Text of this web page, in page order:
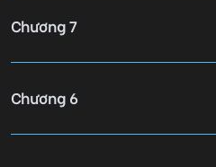
Chương 7
Chương 6